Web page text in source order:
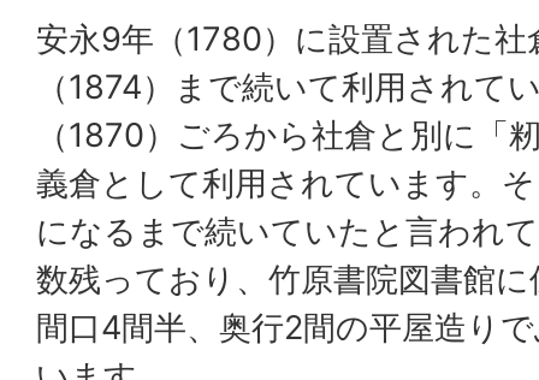
安永9年（1780）に設置された社
（1874）まで続いて利用されて
（1870）ごろから社倉と別に「
義倉として利用されています。
になるまで続いていたと言われ
数残っており、竹原書院図書館
間口4間半、奥行2間の平屋造り